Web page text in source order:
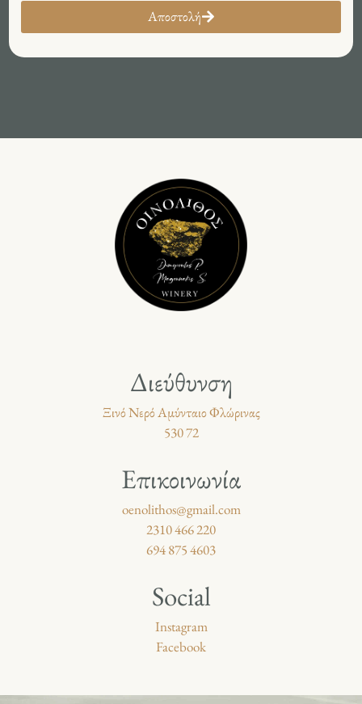
Αποστολή
Διεύθυνση
Ξινό Νερό Αμύνταιο Φλώρινας
530 72
Επικοινωνία
oenolithos@gmail.com
2310 466 220
694 875 4603
Social
Instagram
Facebook